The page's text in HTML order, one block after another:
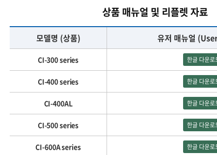
상품 매뉴얼 및 리플렛 자료
모델명 (상품) 유저 매뉴얼
CI-300 series 한글 다운로
CI-400 series 한글 다운로
CI-400AL 한글 다운로
CI-500 series 한글 다운로
CI-600A series 한글 다운로